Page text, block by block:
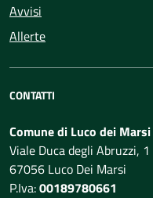
Avvisi
Allerte
CONTATTI
Comune di Luco dei Marsi
Viale Duca degli Abruzzi, 1
67056 Luco Dei Marsi
P.Iva:00189780661